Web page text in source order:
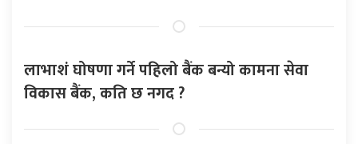
लाभाशं घोषणा गर्ने पहिलो बैंक बन्यो कामना सेवा
विकास बैंक, कति छ नगद ?